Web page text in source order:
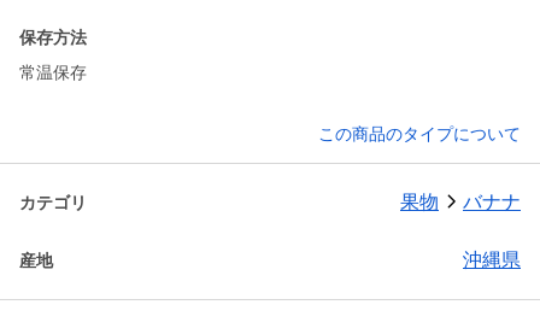
保存方法
常温保存
この商品のタイプについて
カテゴリ 果物 バナナ
産地 沖縄県